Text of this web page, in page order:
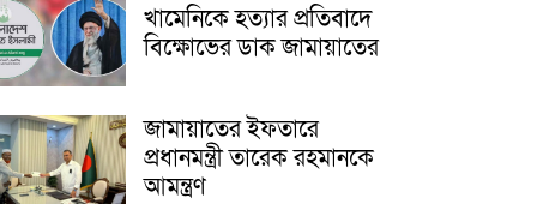
খামেনিকে হত্যার প্রতিবাদে
বিক্ষোভের ডাক জামায়াতের
জামায়াতের ইফতারে
প্রধানমন্ত্রী তারেক রহমানকে
আমন্ত্রণ